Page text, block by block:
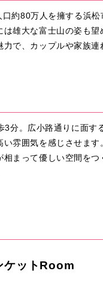
口約80万人を擁する浜
雄大な富士山の姿も
で、カップルや家族
3分。広小路通りに面
雰囲気を感じさせま
まって優しい空間を
ケットRoom